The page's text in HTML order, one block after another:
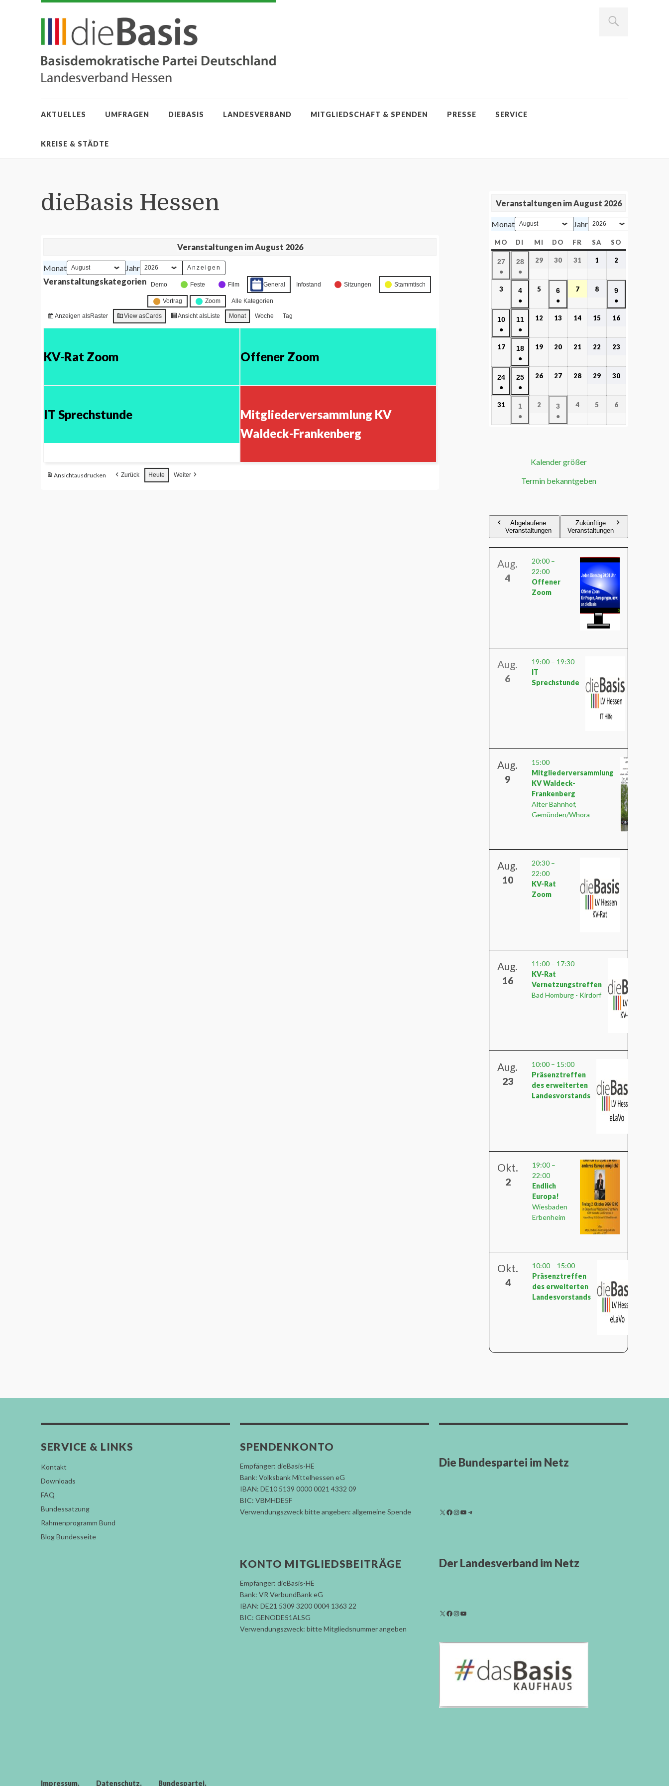
AKTUELLES UMFRAGEN DIEBASIS LANDESVERBAND MITGLIEDSCHAFT & SPENDEN PRESSE SERVICE
KREISE & STÄDTE
dieBasis Hessen
Veranstaltungen im August 2026
Monat
Jahr
Veranstaltungskategorien
Demo Feste Film General Infostand Sitzungen Stammtisch
Vortrag Zoom Alle Kategorien
Anzeigen alsRaster View asCards Ansicht alsListe Monat Woche Tag
KV-Rat Zoom Offener Zoom
IT Sprechstunde
Mitgliederversammlung KV
Waldeck-Frankenberg
Ansichtausdrucken Zurück Heute Weiter
Veranstaltungen im August 2026
Monat Jahr
MO DI MI DO FR SA SO
27
●
28
●
29 30 31 1 2
3
4
●
5
6
●
7 8
9
●
10
●
11
●
12 13 14 15 16
17
18
●
19 20 21 22 23
24
●
25
●
26 27 28 29 30
31
1
●
2
3
●
4 5 6
Kalender größer
Termin bekanntgeben
Abgelaufene
Veranstaltungen
Zukünftige
Veranstaltungen
Aug.
4
20:00 –
22:00
Offener
Zoom
Aug.
6
19:00 – 19:30
IT
Sprechstunde
Aug.
9
15:00
Mitgliederversammlung
KV Waldeck-
Frankenberg
Alter Bahnhof,
Gemünden/Whora
Aug.
10
20:30 –
22:00
KV-Rat
Zoom
Aug.
16
11:00 – 17:30
KV-Rat
Vernetzungstreffen
Bad Homburg - Kirdorf
Aug.
23
10:00 – 15:00
Präsenztreffen
des erweiterten
Landesvorstands
Okt.
2
19:00 –
22:00
Endlich
Europa!
Wiesbaden
Erbenheim
Okt.
4
10:00 – 15:00
Präsenztreffen
des erweiterten
Landesvorstands
SERVICE & LINKS
Kontakt
Downloads
FAQ
Bundessatzung
Rahmenprogramm Bund
Blog Bundesseite
SPENDENKONTO
Empfänger: dieBasis-HE
Bank: Volksbank Mittelhessen eG
IBAN: DE10 5139 0000 0021 4332 09
BIC: VBMHDE5F
Verwendungszweck bitte angeben: allgemeine Spende
KONTO MITGLIEDSBEITRÄGE
Empfänger: dieBasis-HE
Bank: VR VerbundBank eG
IBAN: DE21 5309 3200 0004 1363 22
BIC: GENODE51ALSG
Verwendungszweck: bitte Mitgliedsnummer angeben
Die Bundespartei im Netz
Der Landesverband im Netz
Impressum Datenschutz Bundespartei